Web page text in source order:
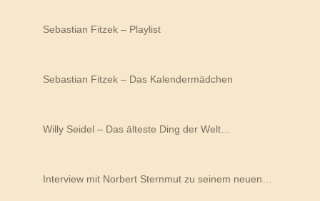
Sebastian Fitzek – Playlist
Sebastian Fitzek – Das Kalendermädchen
Willy Seidel – Das älteste Ding der Welt…
Interview mit Norbert Sternmut zu seinem neuen…